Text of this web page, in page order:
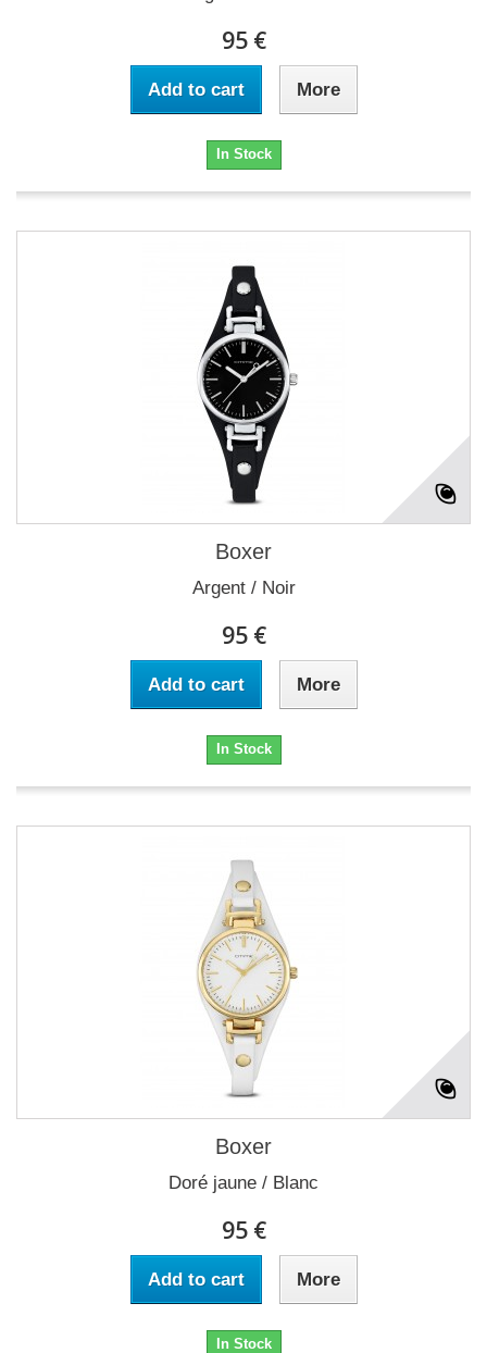
95 €
Add to cart More
In Stock
Boxer
Argent / Noir
95 €
Add to cart More
In Stock
Boxer
Doré jaune / Blanc
95 €
Add to cart More
In Stock